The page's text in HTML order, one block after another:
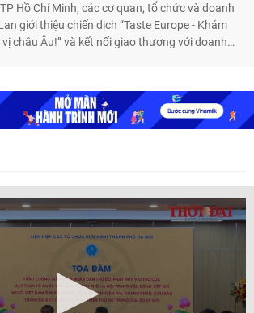
Hồ Chí Minh, các cơ quan, tổ chức và doanh
giới thiệu chiến dịch “Taste Europe - Khám
châu Âu!” và kết nối giao thương với doanh